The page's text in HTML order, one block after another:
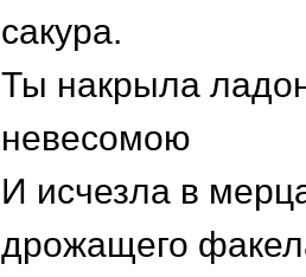
сакура.
Ты накрыла
невесомою
И исчезла в
дрожащего